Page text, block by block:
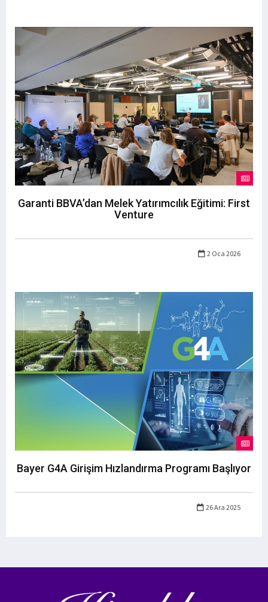
Garanti BBVA’dan Melek Yatırımcılık Eğitimi: First
Venture
2 Oca 2026
Bayer G4A Girişim Hızlandırma Programı Başlıyor
26 Ara 2025